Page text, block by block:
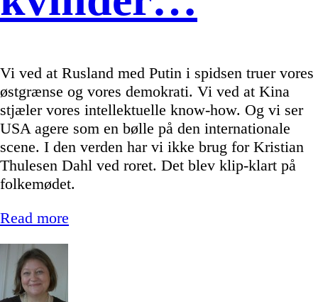
Vi ved at Rusland med Putin i spidsen truer vores
østgrænse og vores demokrati. Vi ved at Kina
stjæler vores intellektuelle know-how. Og vi ser
USA agere som en bølle på den internationale
scene. I den verden har vi ikke brug for Kristian
Thulesen Dahl ved roret. Det blev klip-klart på
folkemødet.
Read more